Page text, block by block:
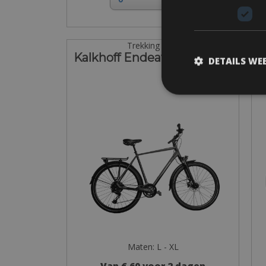
Trekking Bike
Kalkhoff Endeavour 22 Man
Maten: L - XL
DETAILS